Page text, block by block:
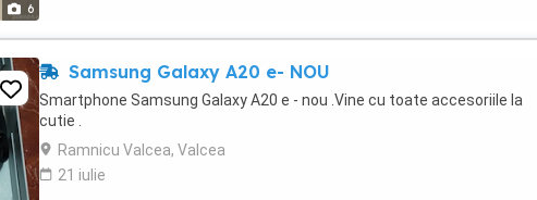
6
Samsung Galaxy A20 e- NOU
Smartphone Samsung Galaxy A20 e - nou .Vine cu toate accesoriile la
cutie .
Ramnicu Valcea, Valcea
21 iulie